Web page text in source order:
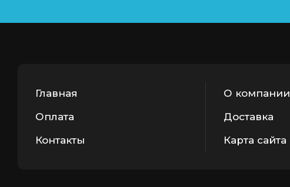
Главная О компании
Оплата
Доставка
Контакты
Карта сайта